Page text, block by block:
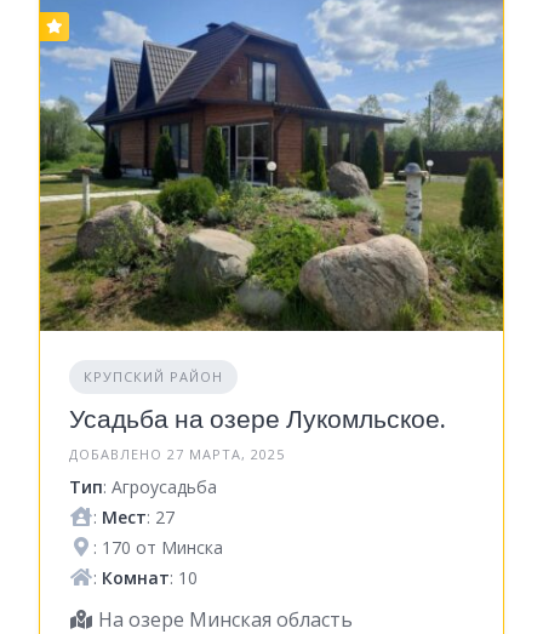
КРУПСКИЙ РАЙОН
Усадьба на озере Лукомльское.
ДОБАВЛЕНО 27 МАРТА, 2025
Тип: Агроусадьба
: Мест: 27
: 170 от Минска
: Комнат: 10
На озере Минская область